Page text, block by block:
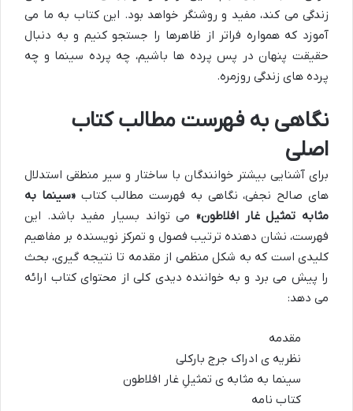
زندگی می کند، مفید و روشنگر خواهد بود. این کتاب به ما می
آموزد که همواره فراتر از ظاهرها را جستجو کنیم و به دنبال
حقیقت پنهان در پس پرده ها باشیم، چه پرده سینما و چه
پرده های زندگی روزمره.
نگاهی به فهرست مطالب کتاب
اصلی
برای آشنایی بیشتر خوانندگان با ساختار و سیر منطقی استدلال
های صالح نجفی، نگاهی به فهرست مطالب کتاب«سینما به
مثابه تمثیل غار افلاطون» می تواند بسیار مفید باشد. این
فهرست، نشان دهنده ترتیب فصول و تمرکز نویسنده بر مفاهیم
کلیدی است که به شکل منظمی از مقدمه تا نتیجه گیری، بحث
را پیش می برد و به خواننده دیدی کلی از محتوای کتاب ارائه
می دهد:
مقدمه
نظریه ی ادراک جرج بارکلی
سینما به مثابه ی تمثیلِ غار افلاطون
کتاب نامه